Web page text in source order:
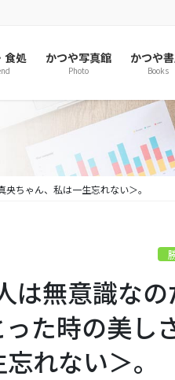
食処 かつや写真館
Photo
かつや
Books
ちゃん、私は一生忘れない＞。
は無意識なの
た時の美し
れない＞。